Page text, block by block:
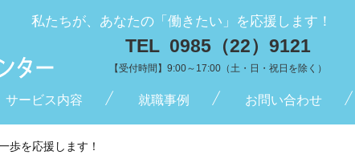
私たちが、あなたの「働きたい」を応援します！
TEL 0985（22）9121
【受付時間】9:00～17:00（土・日・祝日を除く）
サービス内容 就職事例 お問い合わせ
歩を応援します！